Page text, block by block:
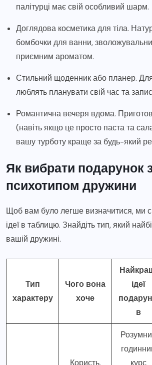
палітурці має свій особливий шарм.
Доглядова косметика для тіла.
бомбочки для ванни,
приємним ароматом.
Стильний щоденник або планер. Для
люблять планувати свій час та
Романтична вечеря вдома.
(навіть якщо це просто паста та
вашу турботу краще за будь-який
Як вибрати подарунок
психотипом дружини
Щоб вам було легше визначитися, ми
ідеї в таблицю. Знайдіть тип, який
вашій дружині.
Тип
характеру
Чого вона
хоче
ідеї
в
Користь,
курс